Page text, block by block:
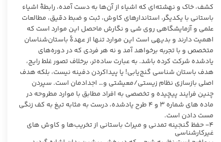
کشف، خاک و نهشته‌ای که اشیاء از آن‌ها به دست آمده، رابطۀ اشیاء
باستانی با یکدیگر، استاندارهای کاوش، ثبت و ضبط دقیق، مطالعات
علمی و آزمایشگاهی روی شی و نگارش ماحصل این موارد است که
اهمیت دارند و بدیهی است این موارد تنها از عهدۀ باستان‌شناسان
متخصص و با تجربه برخواهد آمد و نه هر فردی که در دوره‌های
یادشده شرکت کرده باشد. به عبارت ساده‌تر، برخلاف تصور غلط رایج،
هدف باستان شناسی گنج‌یابی! یا پیداکردن دفینه نیست، بلکه هدف
اصلی بازسازی نظام زیستی/معیشتی و… اجدادمان است. سپردن
چنین فرایند پیچیده و تخصصی به افراد مطابق با موارد مطروحه در
ماده های شماره ۳ و ۴ طرح یادشده، درست به مثابه تیغ به کف زنگی
مست دادن است.
۴- حفظ گنجینه تمدنی و میراث باستانی از تخریب‌ها و کاوش های
غیرکارشناسی